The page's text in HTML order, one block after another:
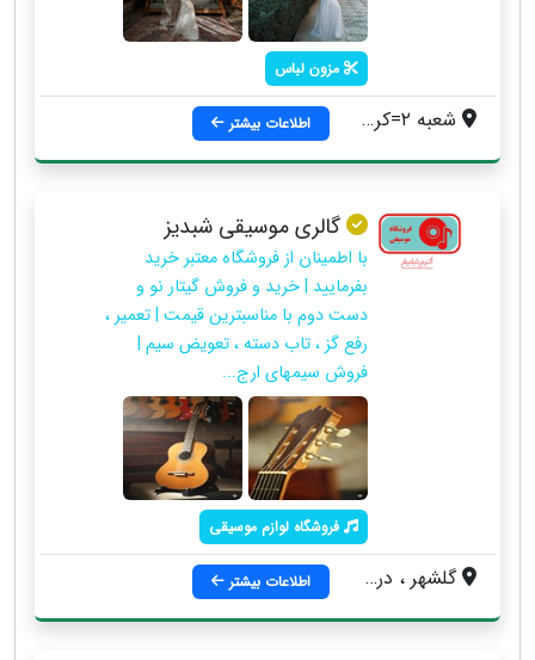
مزون لباس
شعبه ۲=کرج _خ درختی، شعبه ۱=محمدشهر اطلاعات بیشتر
گالری موسیقی شبدیز
با اطمینان از فروشگاه معتبر خرید
بفرمایید | خرید و فروش گیتار نو و
دست دوم با مناسبترین قیمت | تعمیر ،
رفع گز ، تاب دسته ، تعویض سیم |
فروش سیمهای ارج...
فروشگاه لوازم موسیقی
گلشهر ، درختی، برج ارمانی، طبقه دوم، گالری موسیقی شبدیر اطلاعات بیشتر